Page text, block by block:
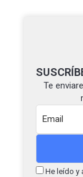
Te
He leído y